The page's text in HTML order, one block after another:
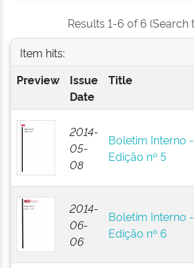
Results 1-6 of 6 (Search
Item hits:
Preview
Issue
Date
Title
2014-
05-
08
Boletim Interno -
Edição nº 5
2014-
06-
06
Boletim Interno -
Edição nº 6